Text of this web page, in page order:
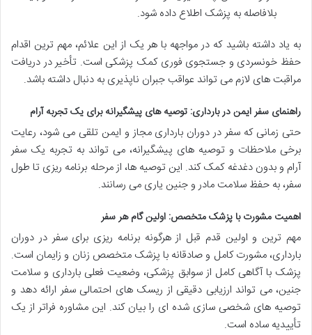
بلافاصله به پزشک اطلاع داده شود.
به یاد داشته باشید که در مواجهه با هر یک از این علائم، مهم ترین اقدام
حفظ خونسردی و جستجوی فوری کمک پزشکی است. تأخیر در دریافت
مراقبت های لازم می تواند عواقب جبران ناپذیری به دنبال داشته باشد.
راهنمای سفر ایمن در بارداری: توصیه های پیشگیرانه برای یک تجربه آرام
حتی زمانی که سفر در دوران بارداری مجاز و ایمن تلقی می شود، رعایت
برخی ملاحظات و توصیه های پیشگیرانه، می تواند به تجربه یک سفر
آرام و بدون دغدغه کمک کند. این توصیه ها، از مرحله برنامه ریزی تا طول
سفر، به حفظ سلامت مادر و جنین یاری می رسانند.
اهمیت مشورت با پزشک متخصص: اولین گام هر سفر
مهم ترین و اولین قدم قبل از هرگونه برنامه ریزی برای سفر در دوران
بارداری، مشورت کامل و صادقانه با پزشک متخصص زنان و زایمان است.
پزشک با آگاهی کامل از سوابق پزشکی، وضعیت فعلی بارداری و سلامت
جنین، می تواند ارزیابی دقیقی از ریسک های احتمالی سفر ارائه دهد و
توصیه های شخصی سازی شده ای را بیان کند. این مشاوره فراتر از یک
تأییدیه ساده است.